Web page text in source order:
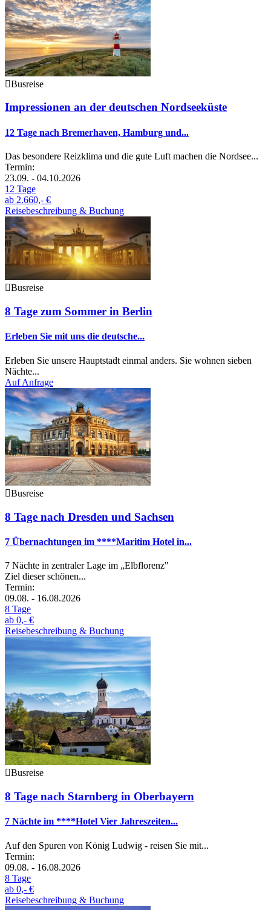
Busreise
Impressionen an der deutschen Nordseeküste
12 Tage nach Bremerhaven, Hamburg und...
Das besondere Reizklima und die gute Luft machen die Nordsee...
Termin:
23.09. - 04.10.2026
12 Tage
ab 2.660,- €
Reisebeschreibung & Buchung
Busreise
8 Tage zum Sommer in Berlin
Erleben Sie mit uns die deutsche...
Erleben Sie unsere Hauptstadt einmal anders. Sie wohnen sieben
Nächte...
Auf Anfrage
Busreise
8 Tage nach Dresden und Sachsen
7 Übernachtungen im ****Maritim Hotel in...
7 Nächte in zentraler Lage im „Elbflorenz"
Ziel dieser schönen...
Termin:
09.08. - 16.08.2026
8 Tage
ab 0,- €
Reisebeschreibung & Buchung
Busreise
8 Tage nach Starnberg in Oberbayern
7 Nächte im ****Hotel Vier Jahreszeiten...
Auf den Spuren von König Ludwig - reisen Sie mit...
Termin:
09.08. - 16.08.2026
8 Tage
ab 0,- €
Reisebeschreibung & Buchung